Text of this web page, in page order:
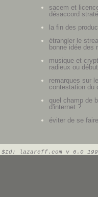
sacem et
désaccord
la fin des
étrangler le
bonne idée des
musique et
radieux ou
remarques sur
contestation du
quel champ de
d'internet ?
éviter de se
$Id: lazareff.com v 6.0